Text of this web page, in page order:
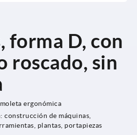
forma D, con
roscado, sin
ergonómica
construcción de máquinas,
plantas, portapiezas